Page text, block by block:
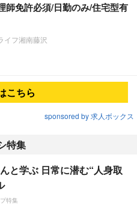
師免許必須/日勤のみ/住宅型有
イフ湘南藤沢
こちら
sponsored by 求人ボックス
特集
と学ぶ 日常に潜む“人身取
特集